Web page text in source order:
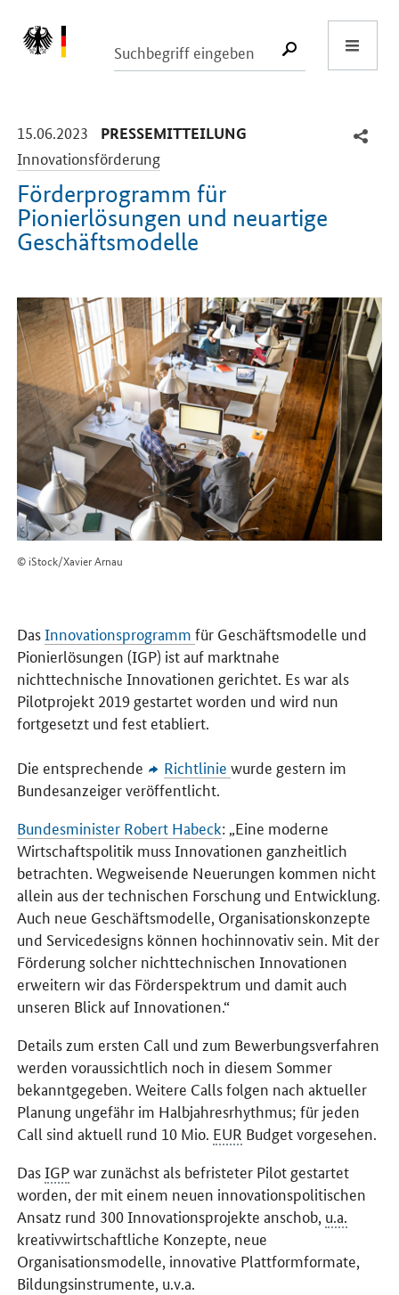
SUCHE
15.06.2023 -
PRESSEMITTEILUNG
Innovationsförderung
Förderprogramm für
Pionierlösungen und neuartige
Geschäftsmodelle
© iStock/Xavier Arnau
DasInnovationsprogrammfür Geschäftsmodelle und
Pionierlösungen (IGP) ist auf marktnahe
nichttechnische Innovationen gerichtet. Es war als
Pilotprojekt 2019 gestartet worden und wird nun
fortgesetzt und fest etabliert.
Die entsprechende Richtlinie wurde gestern im
Bundesanzeiger veröffentlicht.
Bundesminister Robert Habeck: „Eine moderne
Wirtschaftspolitik muss Innovationen ganzheitlich
betrachten. Wegweisende Neuerungen kommen nicht
allein aus der technischen Forschung und Entwicklung.
Auch neue Geschäftsmodelle, Organisationskonzepte
und Servicedesigns können hochinnovativ sein. Mit der
Förderung solcher nichttechnischen Innovationen
erweitern wir das Förderspektrum und damit auch
unseren Blick auf Innovationen.“
Details zum ersten Call und zum Bewerbungsverfahren
werden voraussichtlich noch in diesem Sommer
bekanntgegeben. Weitere Callsfolgen nach aktueller
Planung ungefähr im Halbjahresrhythmus; für jeden
Call sind aktuell rund 10 Mio. EUR Budget vorgesehen.
DasIGPwar zunächst als befristeter Pilot gestartet
worden, der mit einem neuen innovationspolitischen
Ansatz rund 300 Innovationsprojekte anschob, u.a.
kreativwirtschaftliche Konzepte, neue
Organisationsmodelle, innovative Plattformformate,
Bildungsinstrumente, u.v.a.